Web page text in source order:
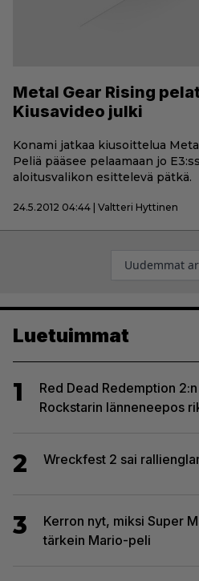
Metal Gear Rising
Kiusavideo julki
Konami jatkaa kiusoittelua
Peliä pääsee pelaamaan jo
aloitusvalikon esittelevä pätkä.
24.5.2012 04:44 | Valtteri Hyttinen
Artikkelien
Uudemmat
Luetuimmat
1
Red Dead Redemption
Rockstarin länneneepos
2 Wreckfest 2 sai
3
Kerron nyt, miksi Super
tärkein Mario-peli